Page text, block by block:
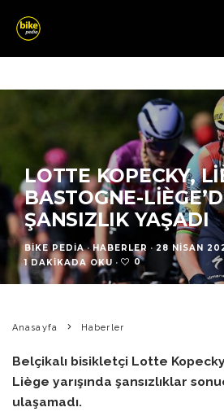
LOTTE KOPECKY,
BASTOGNE-
ŞANSIZLIK YAŞADI
BIKE PEDIA · HABERLER · 28 NISAN
1 DAKIKADA OKU · 0
Anasayfa Haberler
Belçikalı bisikletçi Lotte
Liège yarışında şansızlıklar
ulaşamadı.